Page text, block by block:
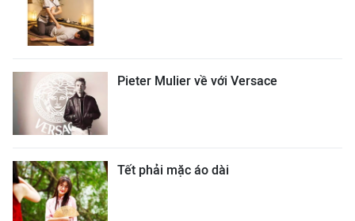
Pieter Mulier về với Versace
Tết phải mặc áo dài